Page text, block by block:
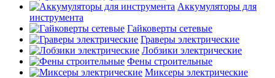
Аккумуляторы для
инструмента
Гайковерты сетевые
Граверы электрические
Лобзики электрические
Фены строительные
Миксеры электрические